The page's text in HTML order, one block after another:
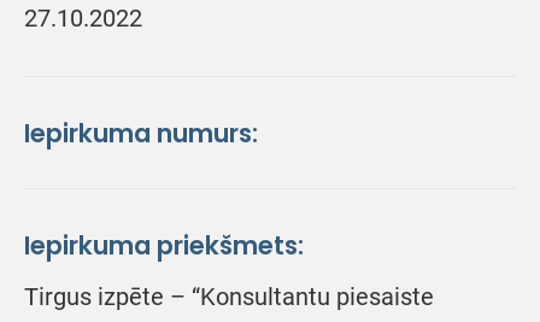
27.10.2022
Iepirkuma numurs:
Iepirkuma priekšmets:
Tirgus izpēte – “Konsultantu piesaiste